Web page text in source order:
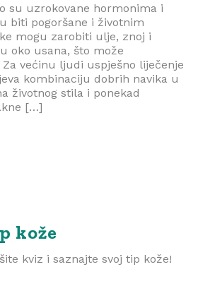
su uzrokovane hormonima i
biti pogoršane i životnim
mogu zarobiti ulje, znoj i
oko usana, što može
većinu ljudi uspješno liječenje
kombinaciju dobrih navika u
životnog stila i ponekad
[…]
kože
kviz i saznajte svoj tip kože!